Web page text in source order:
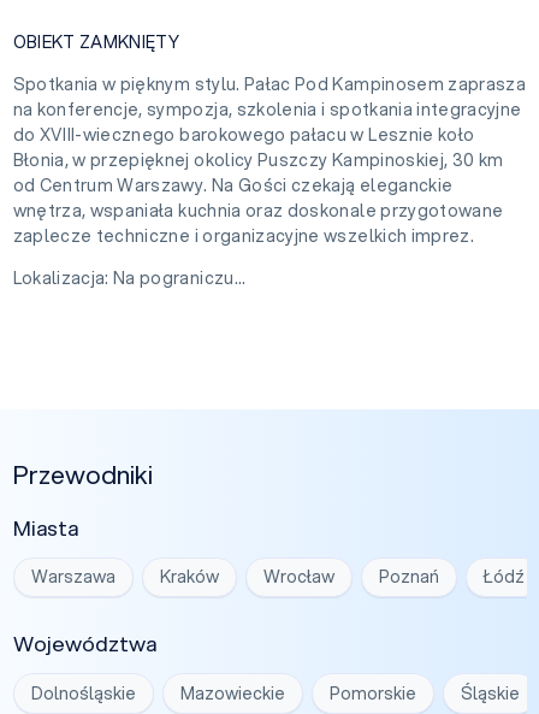
OBIEKT ZAMKNIĘTY
Spotkania w pięknym stylu. Pałac Pod Kampinosem zaprasza
na konferencje, sympozja, szkolenia i spotkania integracyjne
do XVIII-wiecznego barokowego pałacu w Lesznie koło
Błonia, w przepięknej okolicy Puszczy Kampinoskiej, 30 km
od Centrum Warszawy. Na Gości czekają eleganckie
wnętrza, wspaniała kuchnia oraz doskonale przygotowane
zaplecze techniczne i organizacyjne wszelkich imprez.
Lokalizacja: Na pograniczu...
Przewodniki
Miasta
Warszawa Kraków Wrocław Poznań Łódź
Województwa
Dolnośląskie Mazowieckie Pomorskie Śląskie